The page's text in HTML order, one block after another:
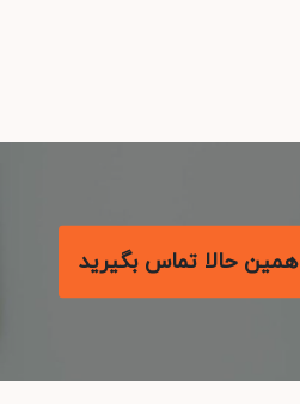
همین حالا تماس بگیرید